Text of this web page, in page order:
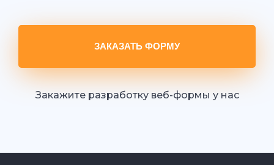
ЗАКАЗАТЬ ФОРМУ
Закажите разработку веб-формы у нас